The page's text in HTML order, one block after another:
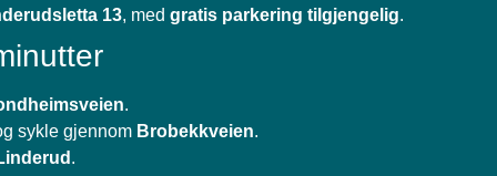
13, med gratis parkering tilgjengelig.
.
sykle gjennom Brobekkveien.
.